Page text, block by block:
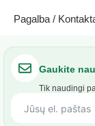
Pagalba /
Gaukite
Tik naudingi